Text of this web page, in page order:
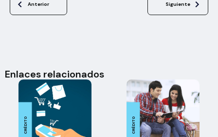
Anterior Siguiente
Enlaces relacionados
CRÉDITO CRÉDITO